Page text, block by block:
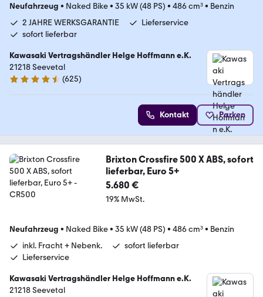
Neufahrzeug • Naked Bike• 35 kW (48 PS) • 486 cm³• Benzin
2 JAHRE WERKSGARANTIE
Lieferservice
sofort lieferbar
Kawasaki Vertragshändler Helge Hoffmann e.K.
21218 Seevetal
4.6 Sterne
(625)
Kontakt Parken
Brixton Crossfire 500 X ABS, sofort
lieferbar, Euro 5+
5.680 €
19% MwSt.
Neufahrzeug • Naked Bike• 35 kW (48 PS) • 486 cm³• Benzin
inkl. Fracht + Nebenk.
sofort lieferbar
Lieferservice
Kawasaki Vertragshändler Helge Hoffmann e.K.
21218 Seevetal